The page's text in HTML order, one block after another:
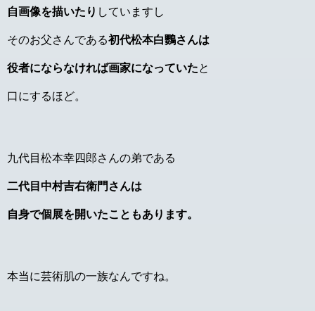
自画像を描いたり していますし
そのお父さんである初代松本白鸚さんは
役者にならなければ画家になっていたと
口にするほど。
九代目松本幸四郎さんの弟である
二代目中村吉右衛門さんは
自身で個展を開いたこともあります。
本当に芸術肌の一族なんですね。